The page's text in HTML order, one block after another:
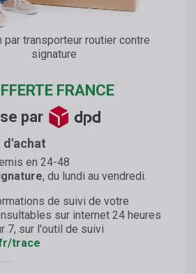
par transporteur routier contre
signature
FRANCE
par
d'achat
en 24-48
, du lundi au vendredi.
de suivi de votre
sur internet 24 heures
7, sur l'outil de suivi
trace